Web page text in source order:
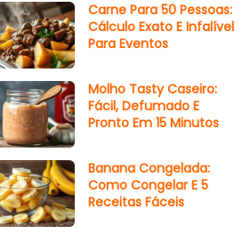
Carne Para 50 Pessoas:
Cálculo Exato E Infalível
Para Eventos
Molho Tasty Caseiro:
Fácil, Defumado E
Pronto Em 15 Minutos
Banana Congelada:
Como Congelar E 5
Receitas Fáceis